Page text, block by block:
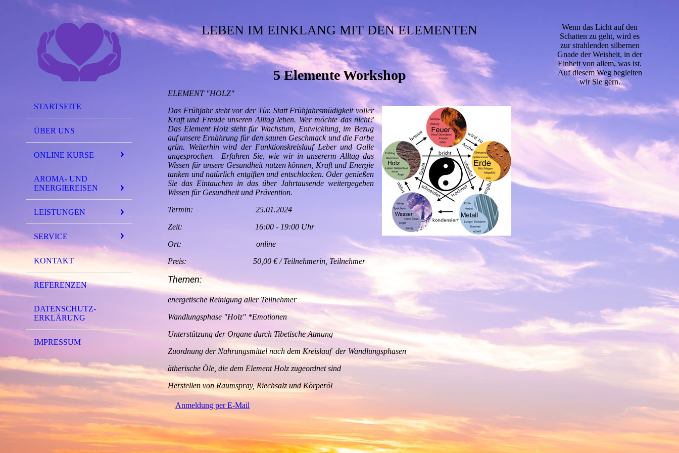
STARTSEITE
ÜBER UNS
ONLINE KURSE
AROMA- UND
ENERGIEREISEN
LEISTUNGEN
SERVICE
KONTAKT
REFERENZEN
DATENSCHUTZ­
ERKLÄRUNG
IMPRESSUM
LEBEN IM EINKLANG MIT DEN ELEMENTEN
5 Elemente Workshop
ELEMENT "HOLZ"
Das Frühjahr steht vor der Tür. Statt Frühjahrsmüdigkeit voller
Kraft und Freude unseren Alltag leben. Wer möchte das nicht?
Das Element Holz steht für Wachstum, Entwicklung, im Bezug
auf unsere Ernährung für den sauren Geschmack und die Farbe
grün. Weiterhin wird der Funktionskreislauf Leber und Galle
angesprochen. Erfahren Sie, wie wir in unsererm Alltag das
Wissen für unsere Gesundheit nutzen können, Kraft und Energie
tanken und natürlich entgiften und entschlacken. Oder genießen
Sie das Eintauchen in das über Jahrtausende weitergegeben
Wissen für Gesundheit und Prävention.
Termin: 25.01.2024
Zeit: 16:00 - 19:00 Uhr
Ort: online
Preis: 50,00 € / Teilnehmerin, Teilnehmer
Themen:
energetische Reinigung aller Teilnehmer
Wandlungsphase "Holz" *Emotionen
Unterstützung der Organe durch Tibetische Atmung
Zuordnung der Nahrungsmittel nach dem Kreislauf der Wandlungsphasen
ätherische Öle, die dem Element Holz zugeordnet sind
Herstellen von Raumspray, Riechsalz und Körperöl
Anmeldung per E-Mail
Wenn das Licht auf den
Schatten zu geht, wird es
zur strahlenden silbernen
Gnade der Weisheit, in der
Einheit von allem, was ist.
Auf diesem Weg begleiten
wir Sie gern.